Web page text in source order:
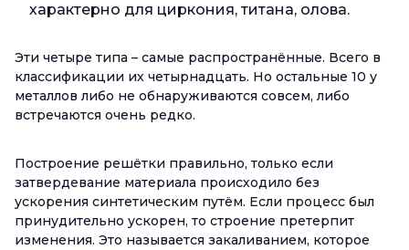
характерно для циркония, титана, олова.
Эти четыре типа – самые распространённые. Всего в
классификации их четырнадцать. Но остальные 10 у
металлов либо не обнаруживаются совсем, либо
встречаются очень редко.
Построение решётки правильно, только если
затвердевание материала происходило без
ускорения синтетическим путём. Если процесс был
принудительно ускорен, то строение претерпит
изменения. Это называется закаливанием, которое